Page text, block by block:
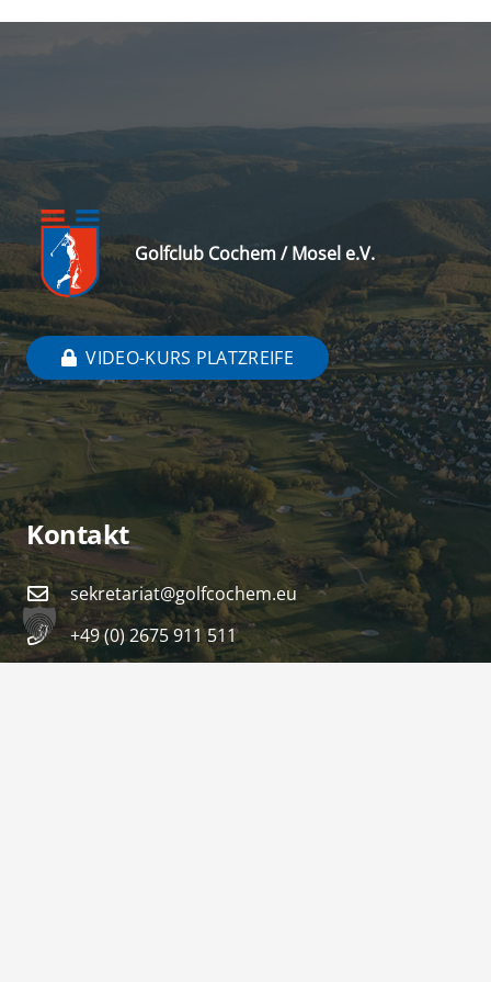
Golfclub Cochem / Mosel e.V.
VIDEO-KURS PLATZREIFE
Kontakt
sekretariat@golfcochem.eu
+49 (0) 2675 911 511